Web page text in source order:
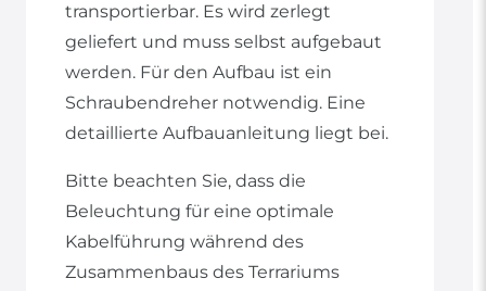
transportierbar. Es wird zerlegt
geliefert und muss selbst aufgebaut
werden. Für den Aufbau ist ein
Schraubendreher notwendig. Eine
detaillierte Aufbauanleitung liegt bei.
Bitte beachten Sie, dass die
Beleuchtung für eine optimale
Kabelführung während des
Zusammenbaus des Terrariums